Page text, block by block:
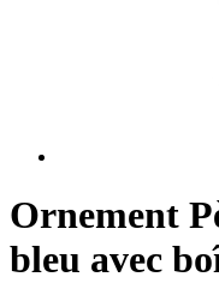
Ornement
bleu avec